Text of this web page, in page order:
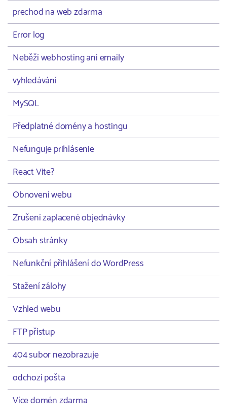
prechod na web zdarma
Error log
Neběží webhosting ani emaily
vyhledávání
MySQL
Předplatné domény a hostingu
Nefunguje prihlásenie
React Vite?
Obnovení webu
Zrušení zaplacené objednávky
Obsah stránky
Nefunkční přihlášení do WordPress
Stažení zálohy
Vzhled webu
FTP přístup
404 subor nezobrazuje
odchozí pošta
Více domén zdarma